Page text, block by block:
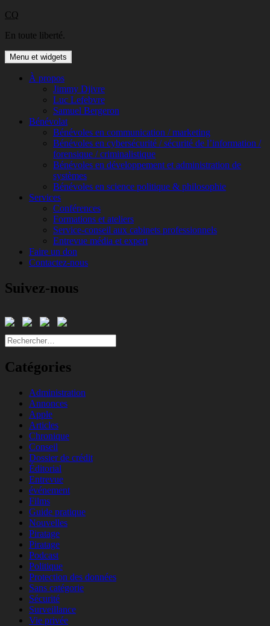
Aller
contenu
CQ
En toute liberté.
Menu et widgets
À propos
Jimmy Djivre
Luc Lefebvre
Samuel Bergeron
Bénévolat
Bénévoles en communication / marketing
Bénévoles en cybersécurité / sécurité de l’information /
forensique / criminalistique
Bénévoles en développement et administration de
systèmes
Bénévoles en science politique & philosophie
Services
Conférences
Formations et ateliers
Service-conseil aux cabinets professionnels
Entrevue média et expert
Faire un don
Contactez-nous
Suivez-nous
Rechercher :
Catégories
Administration
Annonces
Apple
Articles
Chronique
Conseil
Dossier de crédit
Éditorial
Entrevue
événement
Films
Guide pratique
Nouvelles
Piratage
Piratage
Podcast
Politique
Protection des données
Sans catégorie
Sécurité
Surveillance
Vie privée